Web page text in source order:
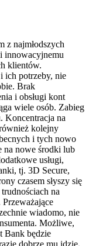
z najmłodszych
innowacyjnemu
klientów.
ich potrzeby, nie
Brak
i obsługi kont
wiele osób. Zabieg
Koncentracja na
kolejny
i tych nowo
na nowe środki lub
usługi,
tj. 3D Secure,
czasem słyszy się
na
wiadomo, nie
Możliwe,
Bank będzie
dobrze mu idzie,